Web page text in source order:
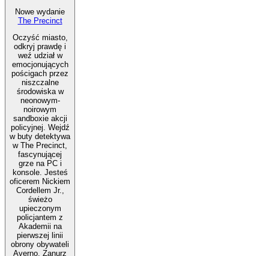
Nowe wydanie
The Precinct
Oczyść miasto,
odkryj prawdę i
weź udział w
emocjonujących
pościgach przez
niszczalne
środowiska w
neonowym-
noirowym
sandboxie akcji
policyjnej. Wejdź
w buty detektywa
w The Precinct,
fascynującej
grze na PC i
konsole. Jesteś
oficerem Nickiem
Cordellem Jr.,
świeżo
upieczonym
policjantem z
Akademii na
pierwszej linii
obrony obywateli
Averno. Zanurz